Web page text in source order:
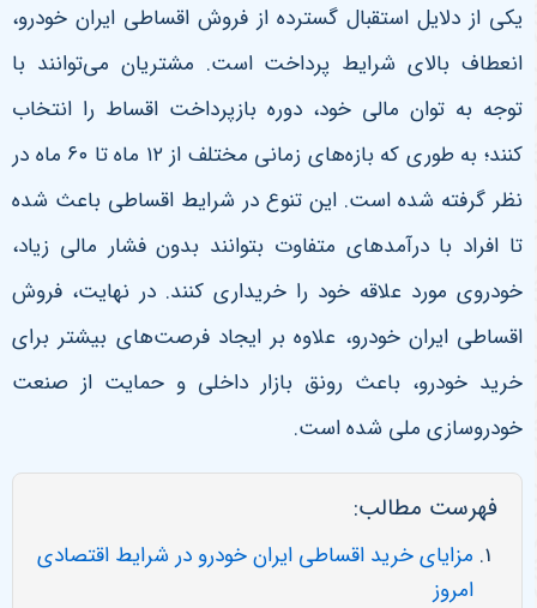
یکی از دلایل استقبال گسترده از فروش اقساطی ایران خودرو،
انعطاف بالای شرایط پرداخت است. مشتریان می‌توانند با
توجه به توان مالی خود، دوره بازپرداخت اقساط را انتخاب
کنند؛ به طوری که بازه‌های زمانی مختلف از۱۲ ماه تا ۶۰ ماه در
نظر گرفته شده است. این تنوع در شرایط اقساطی باعث شده
تا افراد با درآمدهای متفاوت بتوانند بدون فشار مالی زیاد،
خودروی مورد علاقه خود را خریداری کنند. در نهایت، فروش
اقساطی ایران خودرو، علاوه بر ایجاد فرصت‌های بیشتر برای
خرید خودرو، باعث رونق بازار داخلی و حمایت از صنعت
خودروسازی ملی شده است.
فهرست مطالب:
مزایای خرید اقساطی ایران خودرو در شرایط اقتصادی
امروز